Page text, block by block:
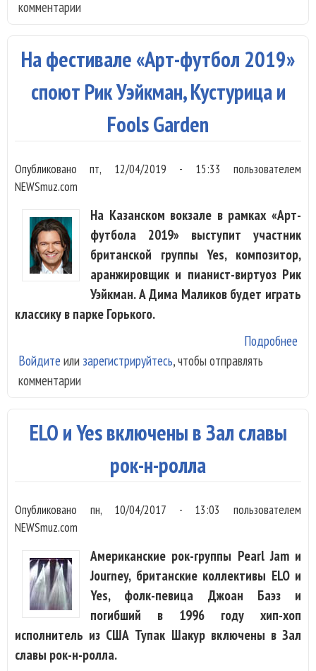
комментарии
На фестивале «Арт-футбол 2019»
споют Рик Уэйкман, Кустурица и
Fools Garden
Опубликованопт, 12/04/2019 - 15:33 пользователем
NEWSmuz.com
На Казанском вокзале в рамках «Арт-
футбола 2019» выступит участник
британской группы Yes, композитор,
аранжировщик и пианист-виртуоз Рик
Уэйкман. А Дима Маликов будет играть
классику в парке Горького.
Подробнее
Войдите или зарегистрируйтесь, чтобы отправлять
комментарии
ELO и Yes включены в Зал славы
рок-н-ролла
Опубликовано пн, 10/04/2017 - 13:03
пользователем
NEWSmuz.com
Американские рок-группы Pearl Jam и
Journey, британские коллективы ELO и
Yes, фолк-певица Джоан Баэз и
погибший в 1996 году хип-хоп
исполнитель из США Тупак Шакур включены в Зал
славы рок-н-ролла.